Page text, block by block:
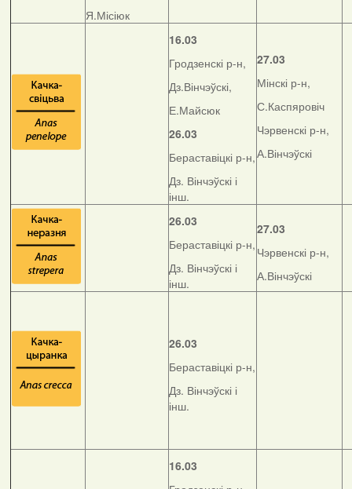
Я.Місіюк
16.03
Гродзенскі р-н,
Дз.Вінчэўскі,
Е.Майсюк
26.03
Бераставіцкі р-н,
Дз. Вінчэўскі і
інш.
27.03
Мінскі р-н,
С.Каспяровіч
Чэрвенскі р-н,
А.Вінчэўскі
26.03
Бераставіцкі р-н,
Дз. Вінчэўскі і
інш.
27.03
Чэрвенскі р-н,
А.Вінчэўскі
26.03
Бераставіцкі р-н,
Дз. Вінчэўскі і
інш.
16.03